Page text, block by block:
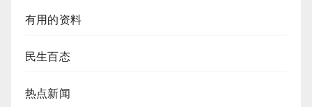
有用的资料
民生百态
热点新闻